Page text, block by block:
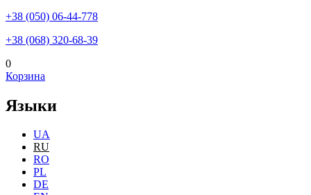
+38 (050) 06-44-778
+38 (068) 320-68-39
0
Корзина
Языки
UA
RU
RO
PL
DE